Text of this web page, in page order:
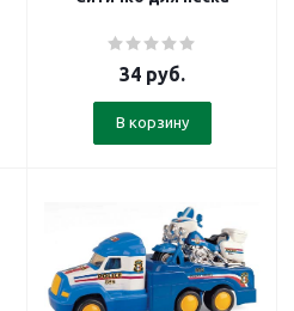
34 руб.
В корзину